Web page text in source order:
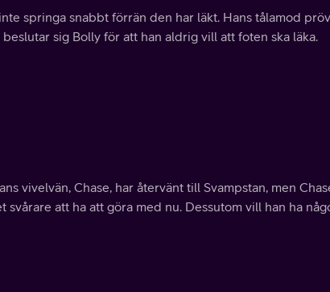
springa snabbt förrän den har läkt. Hans tålamod
sig Bolly för att han aldrig vill att foten ska läka.
vivelvän, Chase, har återvänt till Svampstan, men
svårare att ha att göra med nu. Dessutom vill han ha